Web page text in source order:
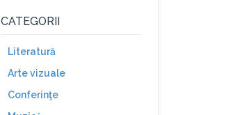
CATEGORII
Literatură
Arte vizuale
Conferinţe